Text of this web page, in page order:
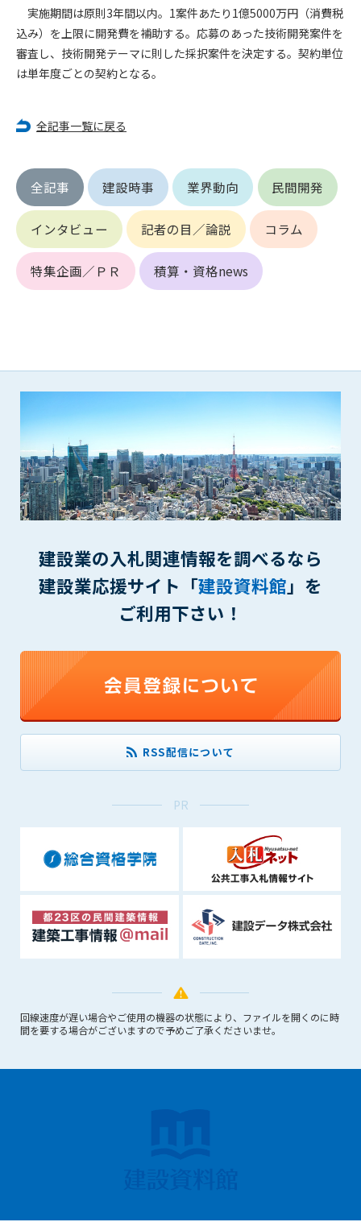
実施期間は原則3年間以内。1案件あたり1億5000万円（消費税
込み）を上限に開発費を補助する。応募のあった技術開発案件を
審査し、技術開発テーマに則した採択案件を決定する。契約単位
は単年度ごとの契約となる。
全記事一覧に戻る
全記事 建設時事 業界動向 民間開発
インタビュー 記者の目／論説 コラム
特集企画／ＰＲ 積算・資格news
建設業の入札関連情報を調べるなら
建設業応援サイト「建設資料館」を
ご利用下さい！
RSS配信について
PR
回線速度が遅い場合やご使用の機器の状態により、ファイルを開くのに時
間を要する場合がございますので予めご了承くださいませ。
(4) 会員申込者が管理者所定の手続き通りに会員申込手続き処
理を行わなかった場合
(5) その他管理者が会員とすることを不適当と判断した場合
2. 管理者は承認後であっても承認した会員が前項の何れかに該
用および管理について責任を負うものとします。
2. 会員は、自己のIDおよびパスワードを、貸与、譲渡、売買、
その他形態を問わず、第三者に利用させることはできませ
ん。
3. 会員は、IDおよびパスワードの管理不十分、使用上の過誤、
第三者（他の会員を含む）の使用等による損害について責任
を負うものとし、管理者は一切責任を負いません。
(2) 第三者または管理者の財産、プライバシー等を侵害する行
為
(3) 第三者または管理者を誹謗中傷する行為
(4) 有害なコンピュータプログラム等を送信又は書き込む行為
(5) 第三者に不利益を与える行為
(6) 管理者が承認していない営利を目的とした行為
(8) 犯罪的行為に結びつく行為
(9) その他、法律に反する行為
(10) 建設資料館から知り得た情報及びダウンロードした情報
を、営利を目的として第三者に転売し、または転売のため
に第三者に提供すること
第7条（登録内容の削除）
管理者は、会員が登録した内容が以下に該当する、またはその
恐れのあるものは、会員の承諾なく削除できるものとします。
(1) 登録されている情報が、第6条の定める禁止事項に該当する
(2) 建設資料館の運営および保守管理上、必要と判断した場合
(3) 広告掲載料金の支払が遅延した場合
管理者は、会員の承諾なく、本サービス内容の変更(新規追加、
廃止を含み)し、本サービスの運営を中止または廃止することが
できるものとします。これに起因する会員または他の第三者が
被った損害について管理者は､一切の責任をも負わないものと
します。
第9条（会員の個人情報）
会員の氏名、住所、性別、年齢、メールアドレスその他本サー
個人情報といいます）について、管理者は、以下の各号に該当
す。